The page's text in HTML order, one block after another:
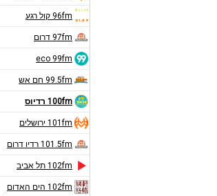
96fm קול רגע
97fm דרום
eco 99fm
99.5fm חם אש
100fm רדיוס
101fm ירושלים
101.5fm רדיו דרום
102fm תל אביב
102fm הים האדום